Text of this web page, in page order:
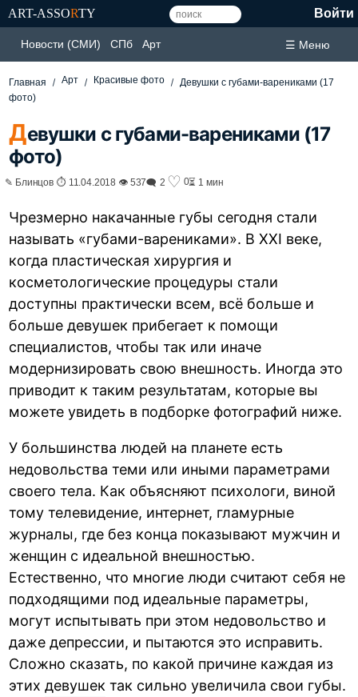
ART-ASSORTY Войти
Новости (СМИ) СПб Арт ☰ Меню
Главная Арт Красивые фото
Девушки с губами-варениками (17
фото)
Девушки с губами-варениками (17
фото)
✎ Блинцов ⏱ 11.04.2018 👁 537🗨 2 ♡ 0⏳ 1 мин
Чрезмерно накачанные губы сегодня стали
называть «губами-варениками». В XXI веке,
когда пластическая хирургия и
косметологические процедуры стали
доступны практически всем, всё больше и
больше девушек прибегает к помощи
специалистов, чтобы так или иначе
модернизировать свою внешность. Иногда это
приводит к таким результатам, которые вы
можете увидеть в подборке фотографий ниже.
У большинства людей на планете есть
недовольства теми или иными параметрами
своего тела. Как объясняют психологи, виной
тому телевидение, интернет, гламурные
журналы, где без конца показывают мужчин и
женщин с идеальной внешностью.
Естественно, что многие люди считают себя не
подходящими под идеальные параметры,
могут испытывать при этом недовольство и
даже депрессии, и пытаются это исправить.
Сложно сказать, по какой причине каждая из
этихдевушек так сильно увеличила свои губы.